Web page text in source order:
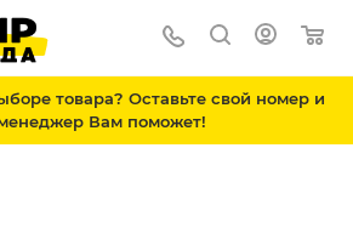
товара? Оставьте свой номер и
Вам поможет!